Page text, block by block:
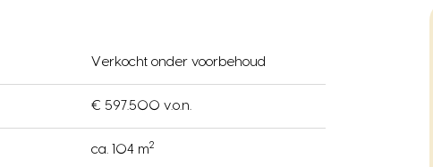
Verkocht onder voorbehoud
€ 597.500 v.o.n.
ca. 104 m2